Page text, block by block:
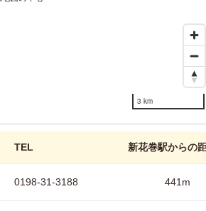
3 km
TEL 新花巻駅からの
0198-31-3188 441m